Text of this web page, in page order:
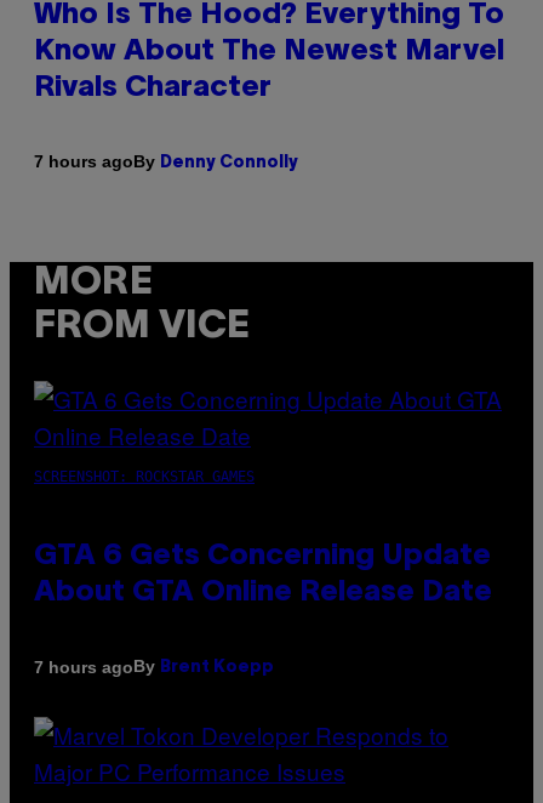
Who Is The Hood? Everything To
Know About The Newest Marvel
Rivals Character
7 hours agoBy Denny Connolly
MORE
FROM VICE
SCREENSHOT: ROCKSTAR GAMES
GTA 6 Gets Concerning Update
About GTA Online Release Date
7 hours agoBy Brent Koepp